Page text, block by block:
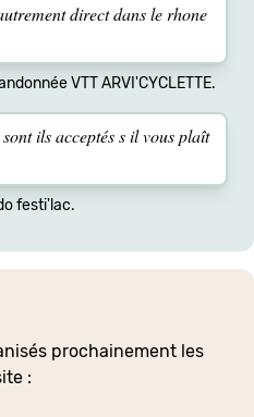
direct dans le rhone
VTT ARVI'CYCLETTE.
ils acceptés s il vous plaît
festi'lac.
prochainement les
: